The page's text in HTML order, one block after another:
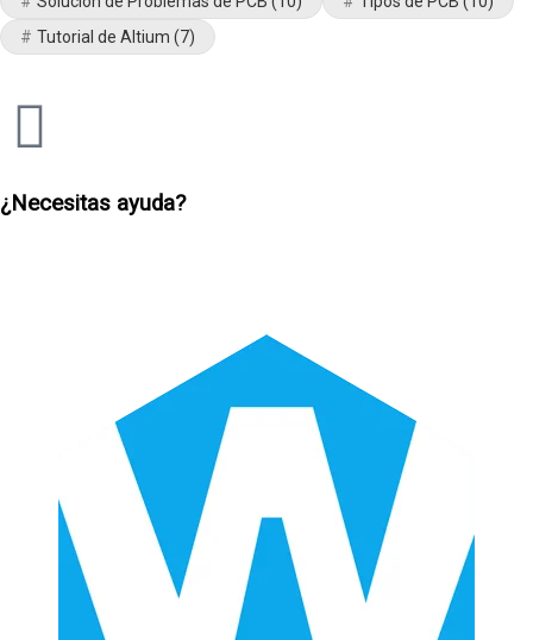
Tutorial de Altium (7)
¿Necesitas ayuda?